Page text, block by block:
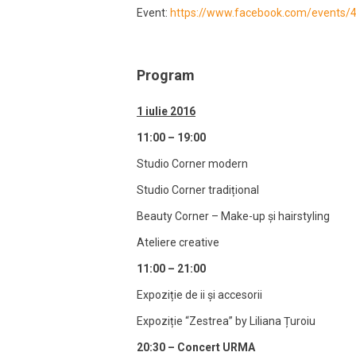
Event: https://www.facebook.com/events/
Program
1 iulie 2016
11:00 – 19:00
Studio Corner modern
Studio Corner tradițional
Beauty Corner – Make-up și hairstyling
Ateliere creative
11:00 – 21:00
Expoziție de ii și accesorii
Expoziție “Zestrea” by Liliana Țuroiu
20:30 – Concert URMA